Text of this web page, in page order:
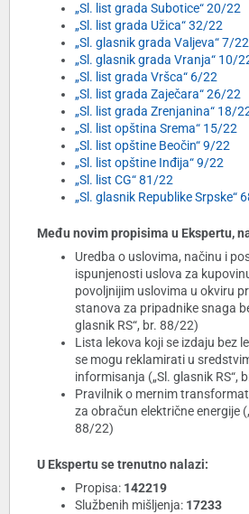
„Sl. list grada Subotice“ 20/22
„Sl. list grada Užica“ 32/22
„Sl. glasnik grada Valjeva“ 7/22
„Sl. glasnik grada Vranja“ 10/
„Sl. list grada Vršca“ 6/22
„Sl. list grada Zaječara“ 26/22
„Sl. list grada Zrenjanina“ 18/
„Sl. list opština Srema“ 15/22
„Sl. list opštine Beočin“ 9/22
„Sl. list opštine Inđija“ 9/22
„Sl. list CG“ 81/22
„Sl. glasnik Republike Srpske“
Među novim propisima u Ekspertu,
Uredba o uslovima, načinu i
ispunjenosti uslova za
povoljnijim uslovima u okviru
stanova za pripadnike snaga
glasnik RS“, br. 88/22)
Lista lekova koji se izdaju bez
se mogu reklamirati u
informisanja („Sl. glasnik RS“,
Pravilnik o mernim
za obračun električne energije
88/22)
U Ekspertu se trenutno nalazi:
Propisa: 142219
Službenih mišljenja: 17233